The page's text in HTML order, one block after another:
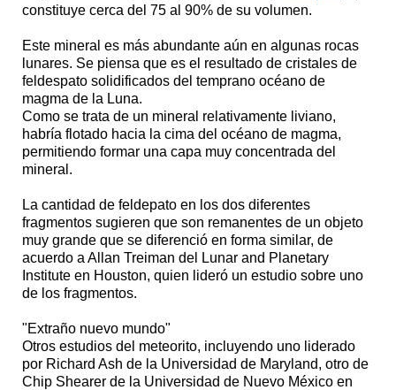
constituye cerca del 75 al 90% de su volumen.
Este mineral es más abundante aún en algunas rocas
lunares. Se piensa que es el resultado de cristales de
feldespato solidificados del temprano océano de
magma de la Luna.
Como se trata de un mineral relativamente liviano,
habría flotado hacia la cima del océano de magma,
permitiendo formar una capa muy concentrada del
mineral.
La cantidad de feldepato en los dos diferentes
fragmentos sugieren que son remanentes de un objeto
muy grande que se diferenció en forma similar, de
acuerdo a Allan Treiman del Lunar and Planetary
Institute en Houston, quien lideró un estudio sobre uno
de los fragmentos.
"Extraño nuevo mundo"
Otros estudios del meteorito, incluyendo uno liderado
por Richard Ash de la Universidad de Maryland, otro de
Chip Shearer de la Universidad de Nuevo México en